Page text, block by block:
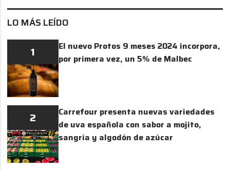
LO MÁS LEÍDO
1
El nuevo Protos 9 meses 2024 incorpora,
por primera vez, un 5% de Malbec
2
Carrefour presenta nuevas variedades
de uva española con sabor a mojito,
sangría y algodón de azúcar